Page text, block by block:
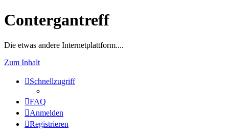
Contergantreff
Die etwas andere Internetplattform....
Zum Inhalt
Schnellzugriff
FAQ
Anmelden
Registrieren